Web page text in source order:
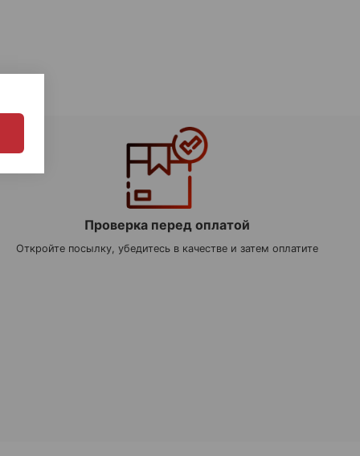
Проверка перед оплатой
Откройте посылку, убедитесь в качестве и затем оплатите